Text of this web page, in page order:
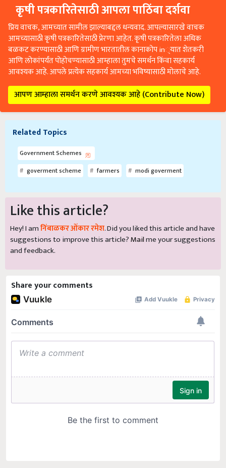
कृषी पत्रकारितेसाठी आपला पाठिंबा दर्शवा
प्रिय वाचक, आमच्यात सामील झाल्याबद्दल धन्यवाद. आपल्यासारखे वाचक
आमच्यासाठी कृषी पत्रकारितेसाठी प्रेरणा आहेत. कृषी पत्रकारितेला अधिक
बळकट करण्यासाठी आणि ग्रामीण भारतातील कानाकोप in्यात शेतकरी
आणि लोकांपर्यंत पोहोचण्यासाठी आम्हाला तुमचे समर्थन किंवा सहकार्य
आवश्यक आहे. आपले प्रत्येक सहकार्य आमच्या भविष्यासाठी मोलाचे आहे.
आपण आम्हाला समर्थन करणे आवश्यक आहे (Contribute Now)
Related Topics
Government Schemes
goverment scheme
farmers modi goverment
Like this article?
Hey! I amनिंबाळकर ओंकार रमेश. Did you liked this article and have
suggestions to improve this article?Mailme your suggestions
and feedback.
Share your comments